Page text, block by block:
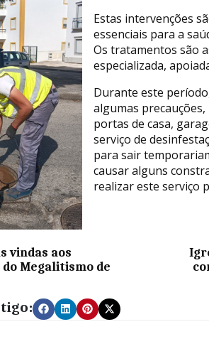
Estas intervenções
essenciais para a
Os tratamentos são
especializada,
Durante este
algumas
portas de casa,
serviço de
para sair
causar alguns
realizar este serviço
vindas aos
Megalitismo de